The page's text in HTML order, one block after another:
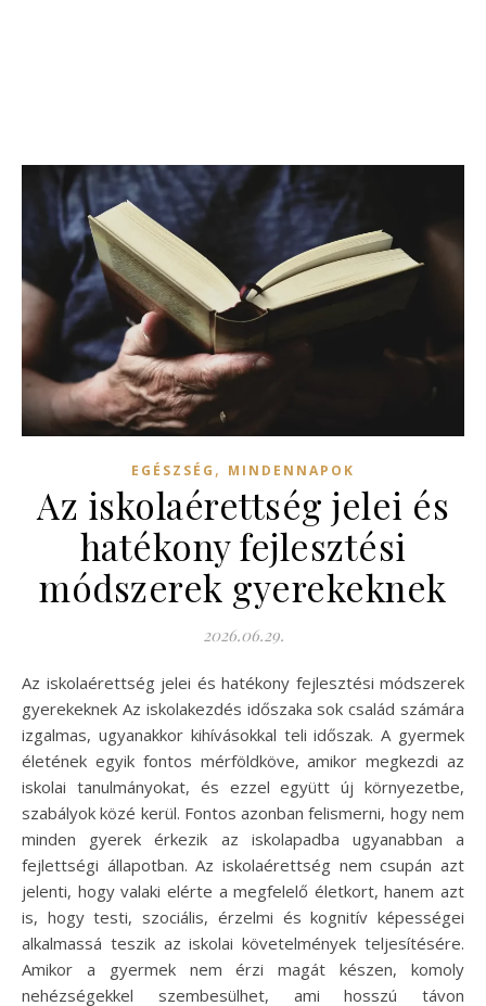
EGÉSZSÉG , MINDENNAPOK
Az iskolaérettség jelei és
hatékony fejlesztési
módszerek gyerekeknek
2026.06.29.
Az iskolaérettség jelei és hatékony fejlesztési módszerek
gyerekeknek Az iskolakezdés időszaka sok család számára
izgalmas, ugyanakkor kihívásokkal teli időszak. A gyermek
életének egyik fontos mérföldköve, amikor megkezdi az
iskolai tanulmányokat, és ezzel együtt új környezetbe,
szabályok közé kerül. Fontos azonban felismerni, hogy nem
minden gyerek érkezik az iskolapadba ugyanabban a
fejlettségi állapotban. Az iskolaérettség nem csupán azt
jelenti, hogy valaki elérte a megfelelő életkort, hanem azt
is, hogy testi, szociális, érzelmi és kognitív képességei
alkalmassá teszik az iskolai követelmények teljesítésére.
Amikor a gyermek nem érzi magát készen, komoly
nehézségekkel szembesülhet, ami hosszú távon